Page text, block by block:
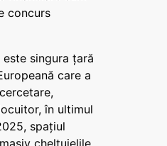
concurs
este singura țară
care a
în ultimul
spațiul
cheltuielile